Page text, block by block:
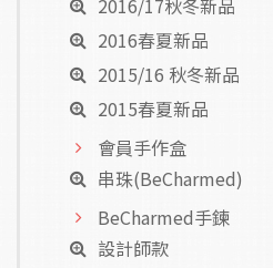
2016/17秋冬新品
2016春夏新品
2015/16 秋冬新品
2015春夏新品
會員手作盒
串珠(BeCharmed)
BeCharmed手鍊
設計師款